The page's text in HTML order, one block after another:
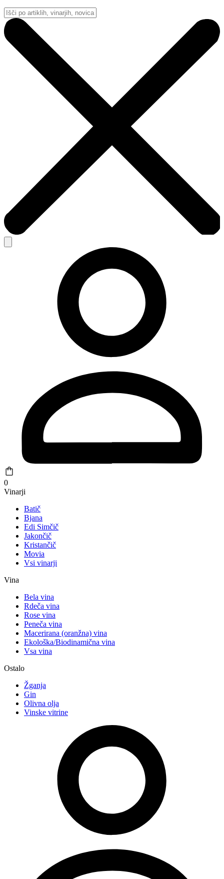
0
Vinarji
Batič
Bjana
Edi Simčič
Jakončič
Kristančič
Movia
Vsi vinarji
Vina
Bela vina
Rdeča vina
Rose vina
Peneča vina
Macerirana (oranžna) vina
Ekološka/Biodinamična vina
Vsa vina
Ostalo
Žganja
Gin
Olivna olja
Vinske vitrine